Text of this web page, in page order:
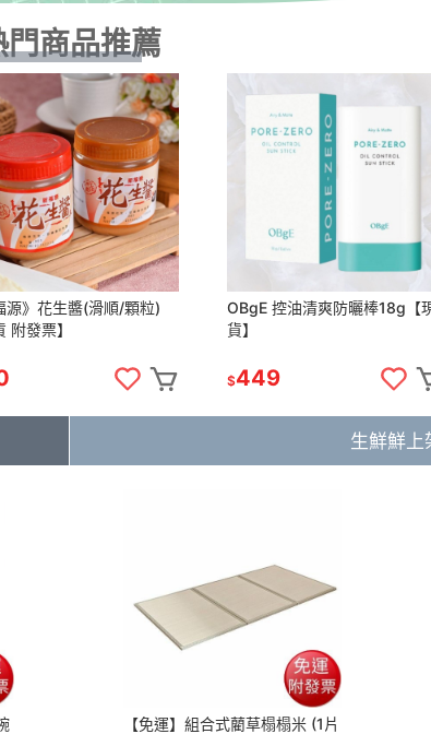
門商品推薦
源》花生醬(滑順/顆粒)
附發票】
OBgE 控油清爽防曬棒18g【
貨】
$449
生鮮鮮上
【免運】組合式藺草榻榻米 (1片